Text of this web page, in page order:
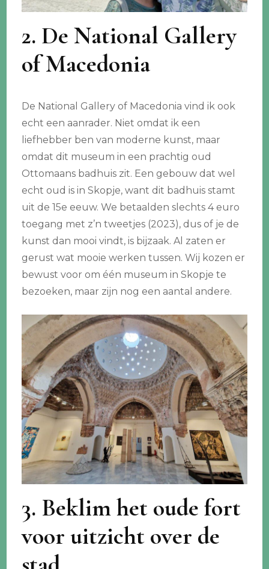
2. De National Gallery
of Macedonia
De National Gallery of Macedonia vind ik ook
echt een aanrader. Niet omdat ik een
liefhebber ben van moderne kunst, maar
omdat dit museum in een prachtig oud
Ottomaans badhuis zit. Een gebouw dat wel
echt oud is in Skopje, want dit badhuis stamt
uit de 15e eeuw. We betaalden slechts 4 euro
toegang met z’n tweetjes (2023), dus of je de
kunst dan mooi vindt, is bijzaak. Al zaten er
gerust wat mooie werken tussen. Wij kozen er
bewust voor om één museum in Skopje te
bezoeken, maar zijn nog een aantal andere.
3. Beklim het oude fort
voor uitzicht over de